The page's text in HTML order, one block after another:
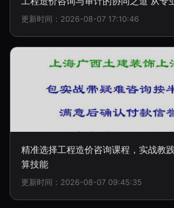
更新时间：2026-08-07 17:10:46
精准选择工程造价咨询课程，实战教
算技能
更新时间：2026-08-07 09:45:35